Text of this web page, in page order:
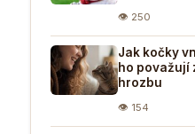
👁 250
Jak kočky
ho považují
hrozbu
👁 154